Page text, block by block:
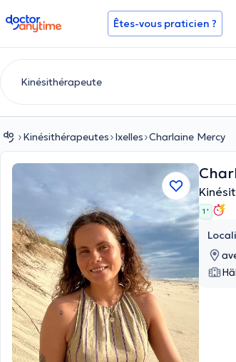
doctoranytime Êtes-vous praticien ?
Kinésithérapeutes Ixelles Charlaine Mercy
1 '